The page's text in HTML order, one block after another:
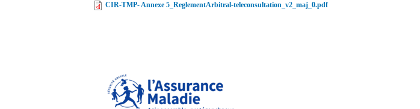
CIR-TMP- Annexe 5_ReglementArbitral-teleconsultation_v2_maj_0.pdf